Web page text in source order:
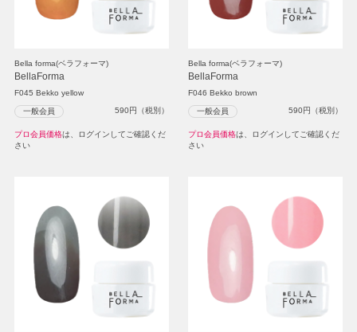
Bella forma(ベラフォーマ)
BellaForma
F045 Bekko yellow
一般会員 590円（税別）
プロ会員価格は、ログインしてご確認くだ
さい
Bella forma(ベラフォーマ)
BellaForma
F046 Bekko brown
一般会員 590円（税別）
プロ会員価格は、ログインしてご確認くだ
さい